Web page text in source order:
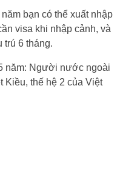
bạn có thể xuất nhập
visa khi nhập cảnh, và
trú 6 tháng.
năm: Người nước ngoài
Kiều, thế hệ 2 của Việt